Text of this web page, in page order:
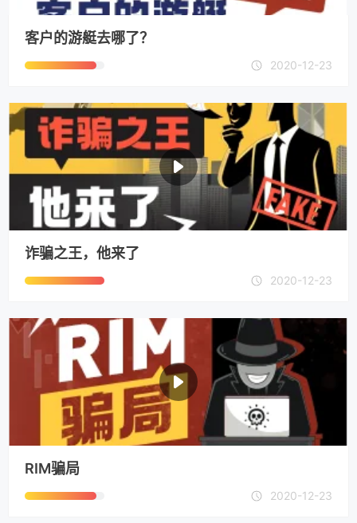
客户的游艇去哪了？
2020-12-23
诈骗之王，他来了
2020-12-23
RIM骗局
2020-12-23